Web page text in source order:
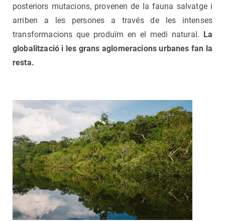
posteriors mutacions, provenen de la fauna salvatge i
arriben a les persones a través de les intenses
transformacions que produïm en el medi natural. La
globalització i les grans aglomeracions urbanes fan la
resta.